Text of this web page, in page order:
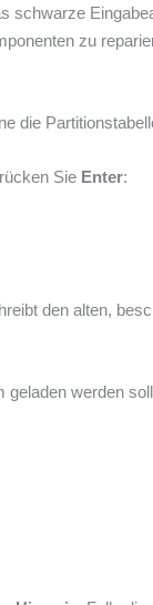
schwarze
zu
die
Sie Enter:
den alten,
werden